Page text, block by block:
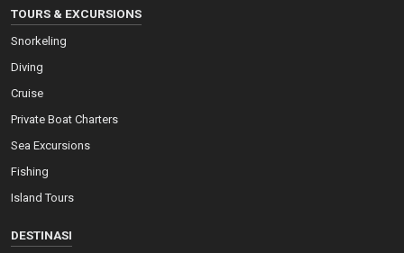
TOURS & EXCURSIONS
Snorkeling
Diving
Cruise
Private Boat Charters
Sea Excursions
Fishing
Island Tours
DESTINASI